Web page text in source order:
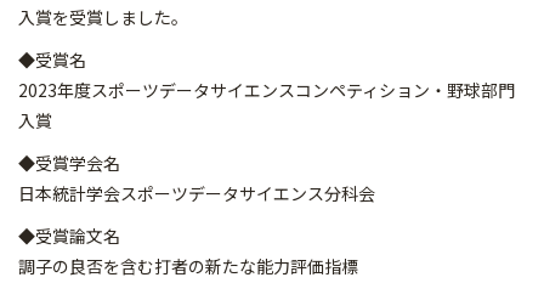
入賞を受賞しました。
◆受賞名
2023年度スポーツデータサイエンスコンペティション・野球部門
入賞
◆受賞学会名
日本統計学会スポーツデータサイエンス分科会
◆受賞論文名
調子の良否を含む打者の新たな能力評価指標